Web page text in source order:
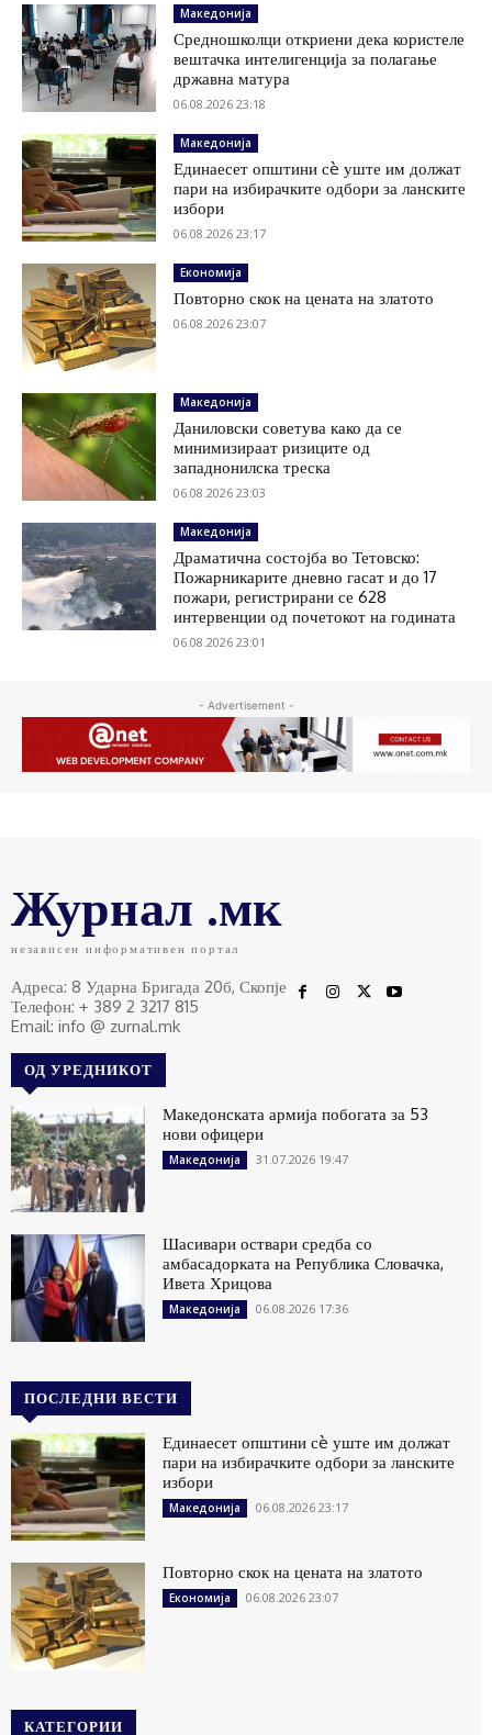
Македонија
Средношколци откриени дека користеле
вештачка интелигенција за полагање
државна матура
06.08.2026 23:18
Македонија
Единаесет општини сè уште им должат
пари на избирачките одбори за ланските
избори
06.08.2026 23:17
Економија
Повторно скок на цената на златото
06.08.2026 23:07
Македонија
Даниловски советува како да се
минимизираат ризиците од
западнонилска треска
06.08.2026 23:03
Македонија
Драматична состојба во Тетовско:
Пожарникарите дневно гасат и до 17
пожари, регистрирани се 628
интервенции од почетокот на годината
06.08.2026 23:01
- Advertisement -
Журнал .мк
независен информативен портал
Адреса: 8 Ударна Бригада 20б, Скопје
Телефон: + 389 2 3217 815
Email: info @ zurnal.mk
ОД УРЕДНИКОТ
Македонската армија побогата за 53
нови офицери
Македонија 31.07.2026 19:47
Шасивари оствари средба со
амбасадорката на Република Словачка,
Ивета Хрицова
Македонија 06.08.2026 17:36
ПОСЛЕДНИ ВЕСТИ
Единаесет општини сè уште им должат
пари на избирачките одбори за ланските
избори
Македонија 06.08.2026 23:17
Повторно скок на цената на златото
Економија 06.08.2026 23:07
КАТЕГОРИИ